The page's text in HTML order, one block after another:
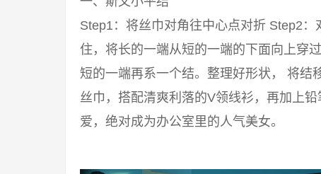
Step1：将丝巾对角往中心点对折 Step2
住，将长的一端从短的一端的下面向上穿
短的一端再系一个结。整理好形状， 将结
丝巾，搭配清爽利落的V领线衫，再加上
爱，绝对成为办公室里的人气美女。